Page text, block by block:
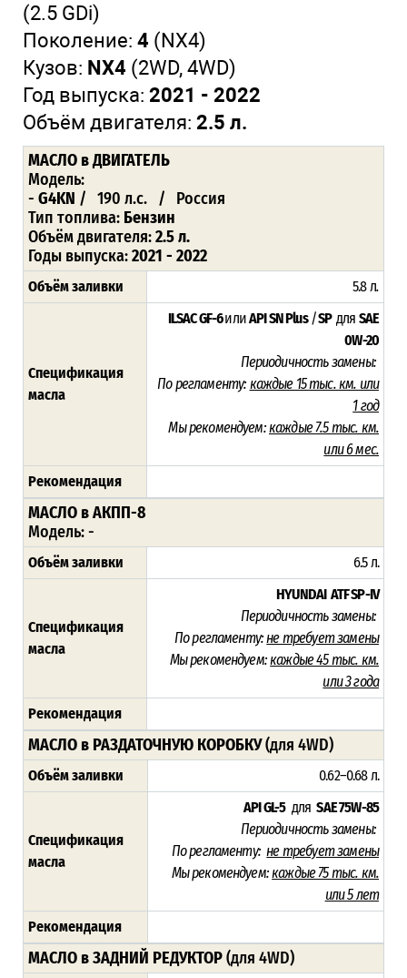
(2.5 GDi)
Поколение: 4 (NX4)
Кузов: NX4 (2WD, 4WD)
Год выпуска: 2021 - 2022
Объём двигателя: 2.5 л.
МАСЛО в ДВИГАТЕЛЬ
Модель:
- G4KN / 190 л.с. / Россия
Тип топлива: Бензин
Объём двигателя:2.5 л.
Годы выпуска:2021 - 2022
Объём заливки 5.8 л.
Спецификация
масла
ILSAC GF-6илиAPI SN Plus/SP для SAE
0W-20
Периодичность замены:
По регламенту: каждые 15 тыс. км. или
1 год
Мы рекомендуем: каждые 7.5 тыс. км.
или 6 мес.
Рекомендация
МАСЛО в АКПП-8
Модель: -
Объём заливки 6.5 л.
Спецификация
масла
HYUNDAI ATF SP-IV
Периодичность замены:
По регламенту: не требует замены
Мы рекомендуем: каждые 45 тыс. км.
или 3 года
Рекомендация
МАСЛО в РАЗДАТОЧНУЮ КОРОБКУ(для 4WD)
Объём заливки 0.62–0.68 л.
Спецификация
масла
API GL-5дляSAE 75W-85
Периодичность замены:
По регламенту: не требует замены
Мы рекомендуем: каждые 75 тыс. км.
или 5 лет
Рекомендация
МАСЛО в ЗАДНИЙ РЕДУКТОР(для 4WD)